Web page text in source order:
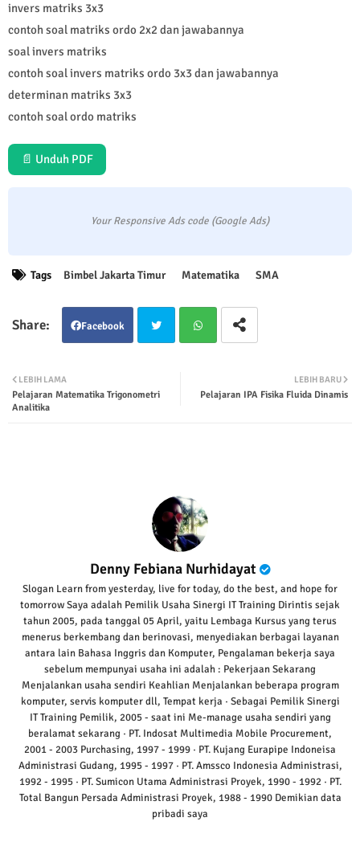
invers matriks 3x3
contoh soal matriks ordo 2x2 dan jawabannya
soal invers matriks
contoh soal invers matriks ordo 3x3 dan jawabannya
determinan matriks 3x3
contoh soal ordo matriks
📄 Unduh PDF
Your Responsive Ads code (Google Ads)
Tags Bimbel Jakarta Timur Matematika SMA
Facebook
ter tsap
LEBIH BARU
Pelajaran IPA Fisika Fluida Dinamis
LEBIH LAMA
Pelajaran Matematika Trigonometri
Analitika
Denny Febiana Nurhidayat
Slogan Learn from yesterday, live for today, do the best, and hope for
tomorrow Saya adalah Pemilik Usaha Sinergi IT Training Dirintis sejak
tahun 2005, pada tanggal 05 April, yaitu Lembaga Kursus yang terus
menerus berkembang dan berinovasi, menyediakan berbagai layanan
antara lain Bahasa Inggris dan Komputer, Pengalaman bekerja saya
sebelum mempunyai usaha ini adalah : Pekerjaan Sekarang
Menjalankan usaha sendiri Keahlian Menjalankan beberapa program
komputer, servis komputer dll, Tempat kerja · Sebagai Pemilik Sinergi
IT Training Pemilik, 2005 - saat ini Me-manage usaha sendiri yang
beralamat sekarang · PT. Indosat Multimedia Mobile Procurement,
2001 - 2003 Purchasing, 1997 - 1999 · PT. Kujang Eurapipe Indoneisa
Administrasi Gudang, 1995 - 1997 · PT. Amssco Indonesia Administrasi,
1992 - 1995 · PT. Sumicon Utama Administrasi Proyek, 1990 - 1992 · PT.
Total Bangun Persada Administrasi Proyek, 1988 - 1990 Demikian data
pribadi saya